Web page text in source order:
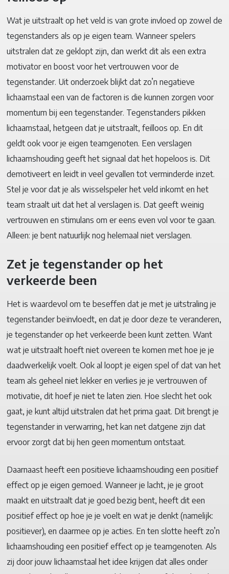
Wat je uitstraalt op het veld is van grote invloed op zowel de
tegenstanders als op je eigen team. Wanneer spelers
uitstralen dat ze geklopt zijn, dan werkt dit als een extra
motivator en boost voor het vertrouwen voor de
tegenstander. Uit onderzoek blijkt dat zo’n negatieve
lichaamstaal een van de factoren is die kunnen zorgen voor
momentum bij een tegenstander. Tegenstanders pikken
lichaamstaal, hetgeen dat je uitstraalt, feilloos op. En dit
geldt ook voor je eigen teamgenoten. Een verslagen
lichaamshouding geeft het signaal dat het hopeloos is. Dit
demotiveert en leidt in veel gevallen tot verminderde inzet.
Stel je voor dat je als wisselspeler het veld inkomt en het
team straalt uit dat het al verslagen is. Dat geeft weinig
vertrouwen en stimulans om er eens even vol voor te gaan.
Alleen: je bent natuurlijk nog helemaal niet verslagen.
Zet je tegenstander op het
verkeerde been
Het is waardevol om te beseffen dat je met je uitstraling je
tegenstander beïnvloedt, en dat je door deze te veranderen,
je tegenstander op het verkeerde been kunt zetten. Want
wat je uitstraalt hoeft niet overeen te komen met hoe je je
daadwerkelijk voelt. Ook al loopt je eigen spel of dat van het
team als geheel niet lekker en verlies je je vertrouwen of
motivatie, dit hoef je niet te laten zien. Hoe slecht het ook
gaat, je kunt altijd uitstralen dat het prima gaat. Dit brengt je
tegenstander in verwarring, het kan net datgene zijn dat
ervoor zorgt dat bij hen geen momentum ontstaat.
Daarnaast heeft een positieve lichaamshouding een positief
effect op je eigen gemoed. Wanneer je lacht, je je groot
maakt en uitstraalt dat je goed bezig bent, heeft dit een
positief effect op hoe je je voelt en wat je denkt (namelijk:
positiever), en daarmee op je acties. En ten slotte heeft zo’n
lichaamshouding een positief effect op je teamgenoten. Als
zij door jouw lichaamstaal het idee krijgen dat alles onder